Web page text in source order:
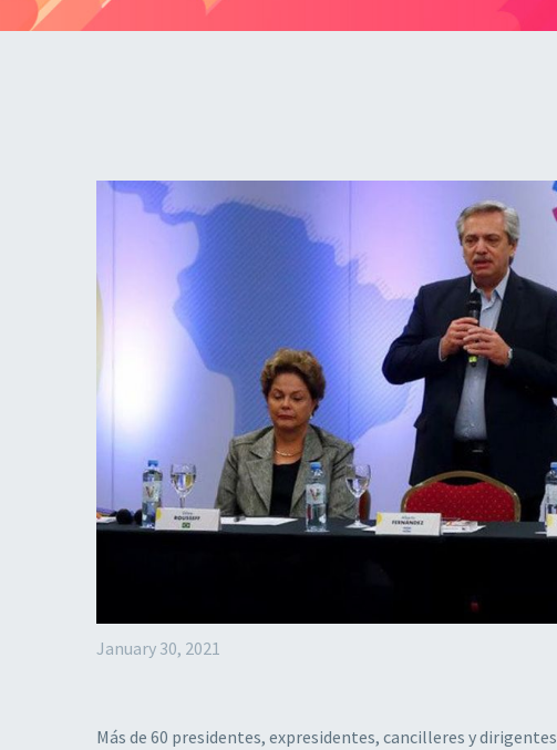
January 30, 2021
Más de 60 presidentes, expresidentes, cancilleres y